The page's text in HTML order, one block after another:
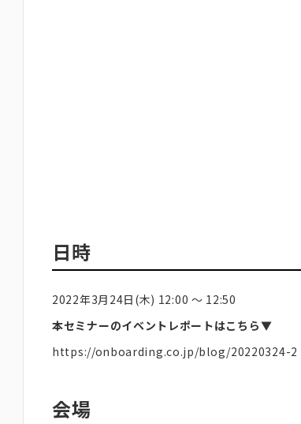
日時
2022年3月24日(木) 12:00 〜 12:50
本セミナーのイベントレポートはこちら▼
https://onboarding.co.jp/blog/20220324-2
会場